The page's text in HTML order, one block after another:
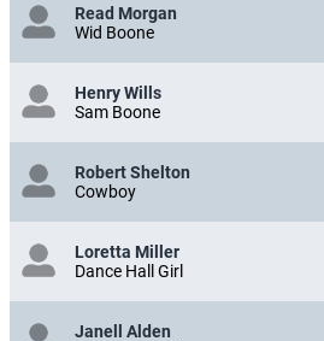
Read Morgan
Wid Boone
Henry Wills
Sam Boone
Robert Shelton
Cowboy
Loretta Miller
Dance Hall Girl
Janell Alden